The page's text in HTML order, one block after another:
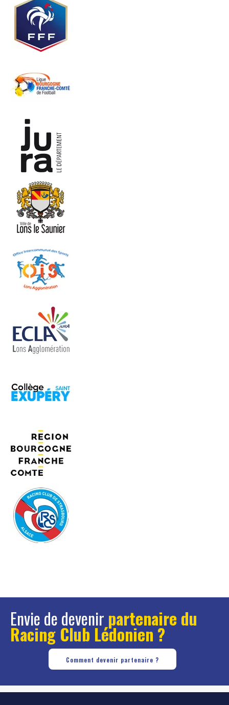
Envie de devenir partenaire du
Racing Club Lédonien ?
Comment devenir partenaire ?